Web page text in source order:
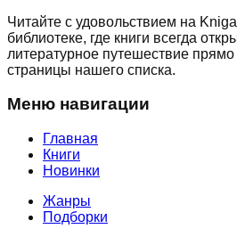
Читайте с удовольствием на
библиотеке, где книги всегда
литературное путешествие
страницы нашего списка.
Меню навигации
Главная
Книги
Новинки
Жанры
Подборки